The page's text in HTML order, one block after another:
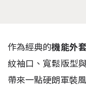
作為經典的機能外
紋袖口、寬鬆版型
帶來一點硬朗軍裝